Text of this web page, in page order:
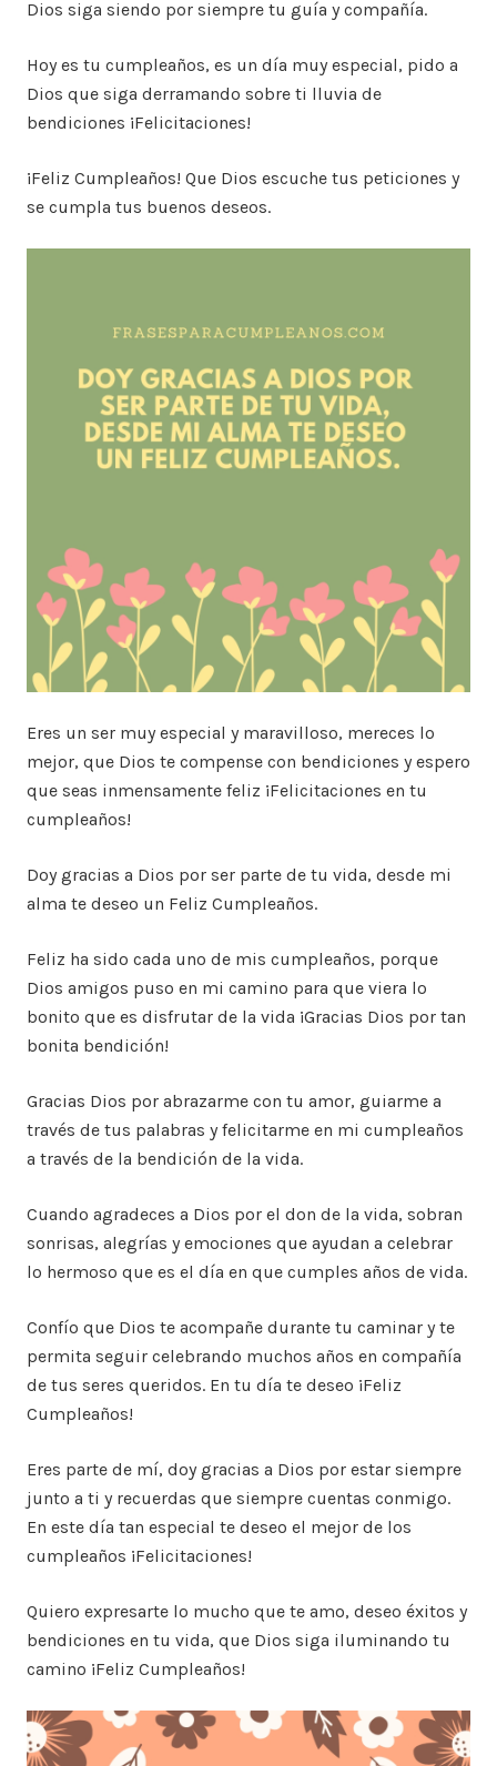
Dios siga siendo por siempre tu guía y compañía.
Hoy es tu cumpleaños, es un día muy especial, pido a
Dios que siga derramando sobre ti lluvia de
bendiciones ¡Felicitaciones!
¡Feliz Cumpleaños! Que Dios escuche tus peticiones y
se cumpla tus buenos deseos.
Eres un ser muy especial y maravilloso, mereces lo
mejor, que Dios te compense con bendiciones y espero
que seas inmensamente feliz ¡Felicitaciones en tu
cumpleaños!
Doy gracias a Dios por ser parte de tu vida, desde mi
alma te deseo un Feliz Cumpleaños.
Feliz ha sido cada uno de mis cumpleaños, porque
Dios amigos puso en mi camino para que viera lo
bonito que es disfrutar de la vida ¡Gracias Dios por tan
bonita bendición!
Gracias Dios por abrazarme con tu amor, guiarme a
través de tus palabras y felicitarme en mi cumpleaños
a través de la bendición de la vida.
Cuando agradeces a Dios por el don de la vida, sobran
sonrisas, alegrías y emociones que ayudan a celebrar
lo hermoso que es el día en que cumples años de vida.
Confío que Dios te acompañe durante tu caminar y te
permita seguir celebrando muchos años en compañía
de tus seres queridos. En tu día te deseo ¡Feliz
Cumpleaños!
Eres parte de mí, doy gracias a Dios por estar siempre
junto a ti y recuerdas que siempre cuentas conmigo.
En este día tan especial te deseo el mejor de los
cumpleaños ¡Felicitaciones!
Quiero expresarte lo mucho que te amo, deseo éxitos y
bendiciones en tu vida, que Dios siga iluminando tu
camino ¡Feliz Cumpleaños!